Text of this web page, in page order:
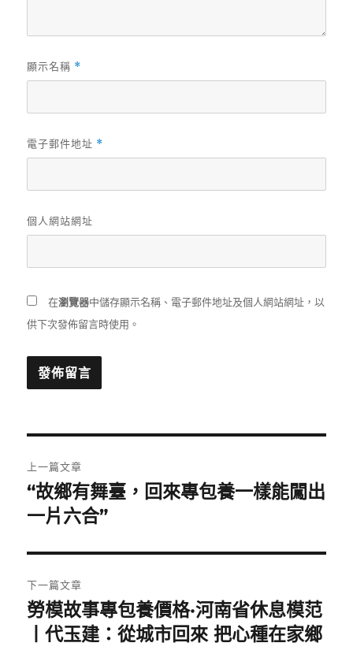
顯示名稱 *
電子郵件地址 *
個人網站網址
在瀏覽器中儲存顯示名稱、電子郵件地址及個人網站網址，以
供下次發佈留言時使用。
章
導
覽
上一篇文章
上
一
文
章:
“故鄉有舞臺，回來專包養一樣能闖出
一片六合”
下一篇文章
下
勞模故事專包養價格·河南省休息模范
丨代玉建：從城市回來 把心種在家鄉